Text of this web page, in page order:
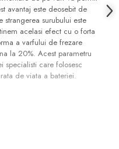
avantaj este deosebit de
surubului este
acelasi efect cu o forta
a varfului de frezare
la 20%. Acest parametru
specialisti care folosesc
de viata a bateriei.
mobilier, scânduri din